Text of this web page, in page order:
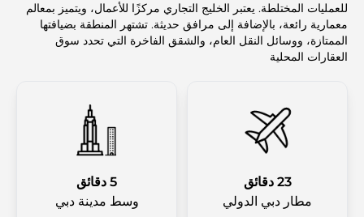
للعمليات المختلطة. يعتبر الخليج التجاري مركزًا للأعمال، ويتميز بمعالم
معمارية رائعة، بالإضافة إلى مرافق حديثة. تشتهر المنطقة بضيافتها
الممتازة، ووسائل النقل العام، والشقق الفاخرة التي تحدد سوق
العقارات المحلية
23 دقائق
مطار دبي الدولي
5 دقائق
وسط مدينة دبي